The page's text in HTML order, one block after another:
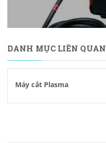
DANH MỤC LIÊN QUAN
Máy cắt Plasma